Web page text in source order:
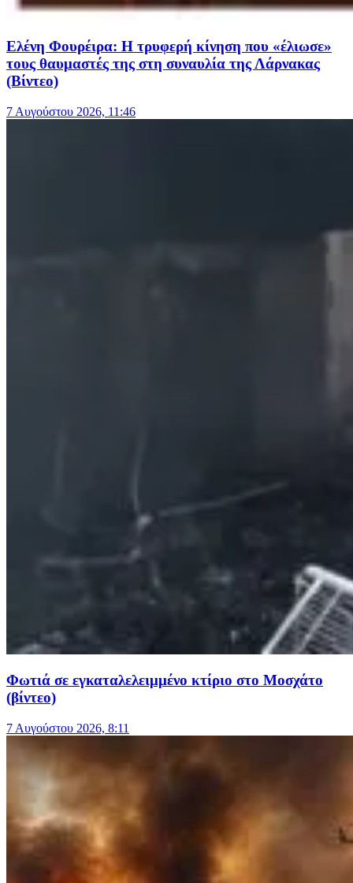
Ελένη Φουρέιρα: Η τρυφερή κίνηση που «έλιωσε»
τους θαυμαστές της στη συναυλία της Λάρνακας
(Βίντεο)
7 Αυγούστου 2026, 11:46
Φωτιά σε εγκαταλελειμμένο κτίριο στο Μοσχάτο
(βίντεο)
7 Αυγούστου 2026, 8:11